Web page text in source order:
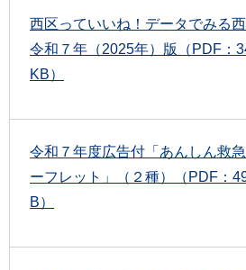
西区っていいね！データでみる
令和７年（2025年）版（PDF：
KB）
令和７年度広告付「あんしん救急
ーフレット」（２種）（PDF：
B）